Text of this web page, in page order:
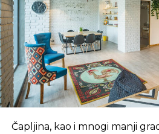
fazi, odnosno omogućeno
funkcionisanje, ja sam 100
preduzeće može vratiti u
očišćenog bilansa, bez
normalno funkcionisati“,
da je račun firme trenutno
svi radnici aktiviranjem
Ministarstvu industrije,
Čapljina, kao i mnogi manji